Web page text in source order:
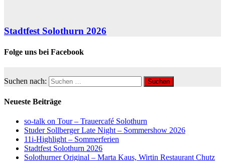
Stadtfest Solothurn 2026
Folge uns bei Facebook
Suchen nach:
Neueste Beiträge
so-talk on Tour – Trauercafé Solothurn
Studer Sollberger Late Night – Sommershow 2026
11i-Highlight – Sommerferien
Stadtfest Solothurn 2026
Solothurner Original – Marta Kaus, Wirtin Restaurant Chutz